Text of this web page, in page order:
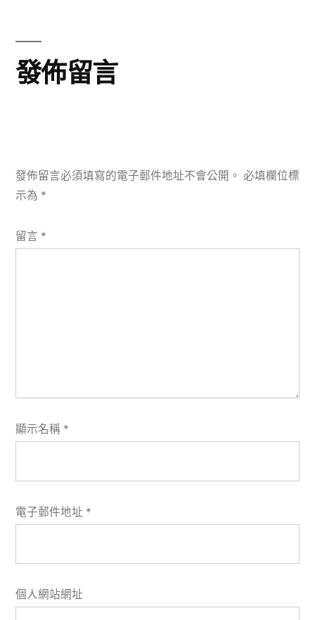
發佈留言
發佈留言必須填寫的電子郵件地址不會公開。 必填欄位標
示為 *
留言 *
顯示名稱 *
電子郵件地址 *
個人網站網址